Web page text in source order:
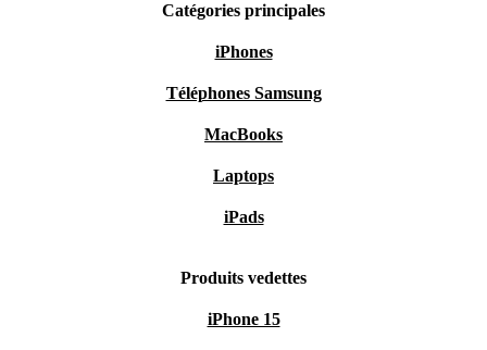
Catégories principales
iPhones
Téléphones Samsung
MacBooks
Laptops
iPads
Produits vedettes
iPhone 15